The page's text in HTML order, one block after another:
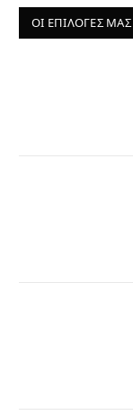
ΟΙ ΕΠΙΛΟΓΈΣ ΜΑΣ